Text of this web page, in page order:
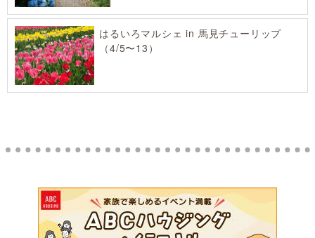
はるいろマルシェ in 馬見チューリップ
（4/5〜13）